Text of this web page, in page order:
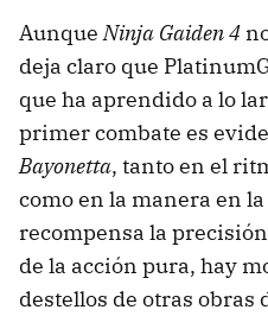
AunqueNinja Gaiden 4
deja claro que
que ha aprendido a lo
primer combate es
Bayonetta, tanto en el
como en la manera en
recompensa la
de la acción pura, hay
destellos de otras obras